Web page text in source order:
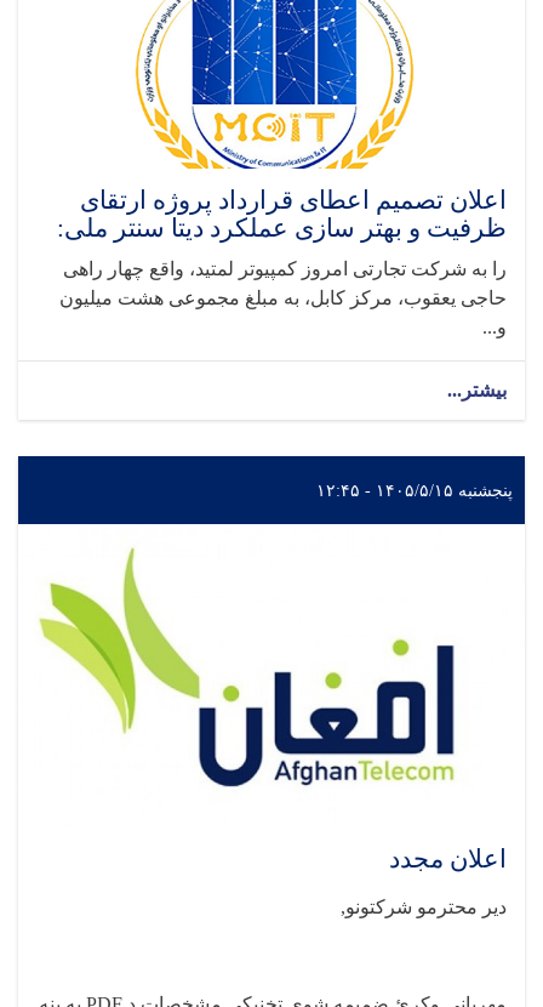
اعلان تصمیم اعطای قرارداد پروژه ارتقای
ظرفیت و بهتر سازی عملکرد دیتا سنتر ملی:
را به شرکت تجارتی امروز کمپیوتر لمتید، واقع چهار راهی
حاجی یعقوب، مرکز کابل، به مبلغ مجموعی هشت میلیون
و...
بیشتر...
پنجشنبه ۱۴۰۵/۵/۱۵ - ۱۲:۴۵
اعلان مجدد
دیر محترمو شرکتونو,